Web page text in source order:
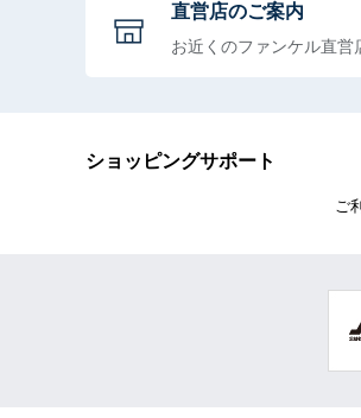
直営店のご案内
お近くのファンケル直営
ショッピングサポート
ご